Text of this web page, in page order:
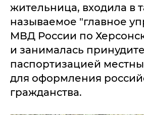
жительница, входила в
называемое "главное
МВД России по
и занималась
паспортизацией
для оформления
гражданства.